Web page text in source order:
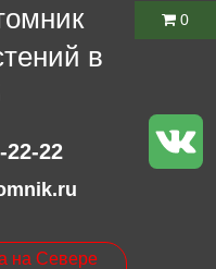
в
22-22
на Севере
0